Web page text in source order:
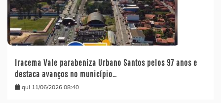
Iracema Vale parabeniza Urbano Santos pelos 97 anos e
destaca avanços no município…
qui 11/06/2026 08:40